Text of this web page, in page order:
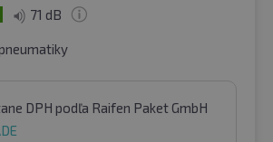
71 dB
DPH podľa Raifen Paket GmbH